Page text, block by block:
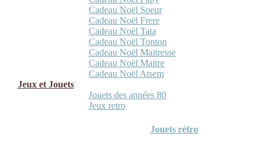
Cadeau Noël Soeur
Cadeau Noël Frere
Cadeau Noël Tata
Cadeau Noël Tonton
Cadeau Noël Maitresse
Cadeau Noël Maitre
Cadeau Noël Atsem
Jeux et Jouets
Jouets des années 80
Jeux retro
Jouets rétro